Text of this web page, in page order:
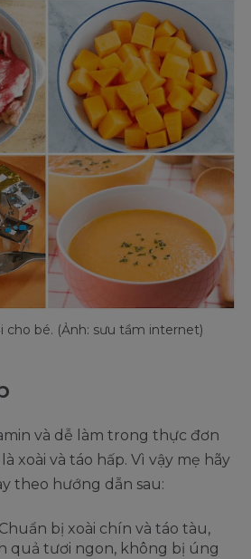
cho bé. (Ảnh: sưu tầm internet)
và dễ làm trong thực đơn
xoài và táo hấp. Vì vậy mẹ hãy
theo hướng dẫn sau:
Chuẩn bị xoài chín và táo tàu,
quả tươi ngon, không bị úng